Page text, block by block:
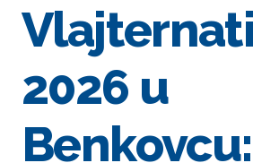
2026 u